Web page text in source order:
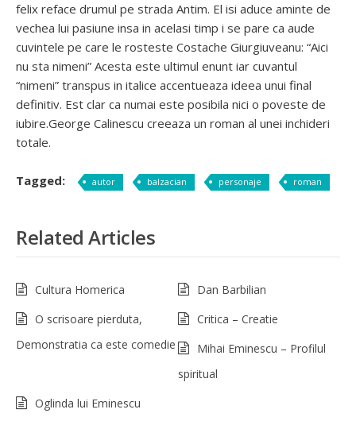
felix reface drumul pe strada Antim. El isi aduce aminte de
vechea lui pasiune insa in acelasi timp i se pare ca aude
cuvintele pe care le rosteste Costache Giurgiuveanu: “Aici
nu sta nimeni” Acesta este ultimul enunt iar cuvantul
“nimeni” transpus in italice accentueaza ideea unui final
definitiv. Est clar ca numai este posibila nici o poveste de
iubire.George Calinescu creeaza un roman al unei inchideri
totale.
Tagged: autor balzacian personaje roman
Related Articles
Cultura Homerica
Dan Barbilian
O scrisoare pierduta,
Demonstratia ca este comedie
Critica – Creatie
Mihai Eminescu – Profilul
spiritual
Oglinda lui Eminescu